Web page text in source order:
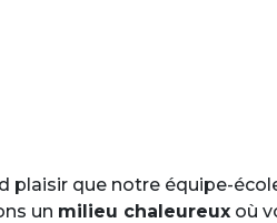
plaisir que notre équipe-
un milieu chaleureuxoù